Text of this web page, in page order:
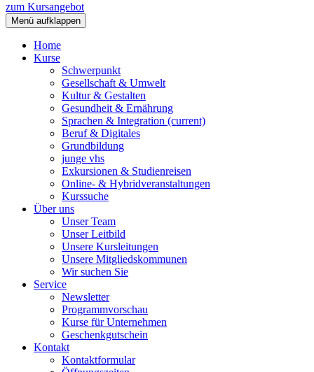
zum Kursangebot
Menü aufklappen
Home
Kurse
Schwerpunkt
Gesellschaft & Umwelt
Kultur & Gestalten
Gesundheit & Ernährung
Sprachen & Integration (current)
Beruf & Digitales
Grundbildung
junge vhs
Exkursionen & Studienreisen
Online- & Hybridveranstaltungen
Kurssuche
Über uns
Unser Team
Unser Leitbild
Unsere Kursleitungen
Unsere Mitgliedskommunen
Wir suchen Sie
Service
Newsletter
Programmvorschau
Kurse für Unternehmen
Geschenkgutschein
Kontakt
Kontaktformular